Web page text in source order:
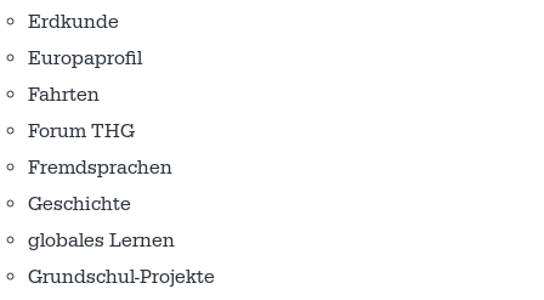
Erdkunde
Europaprofil
Fahrten
Forum THG
Fremdsprachen
Geschichte
globales Lernen
Grundschul-Projekte